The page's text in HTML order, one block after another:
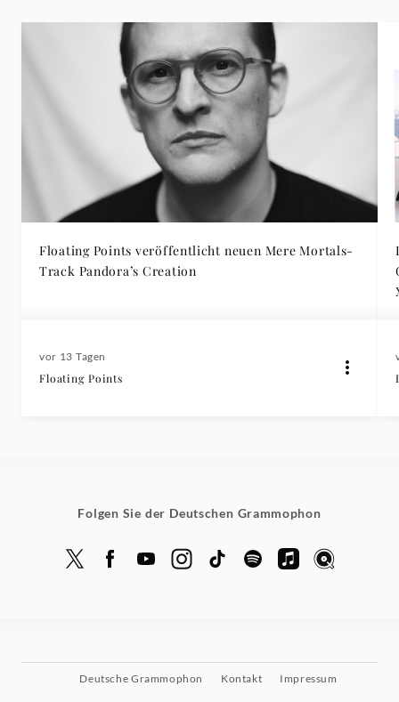
Floating Points veröffentlicht neuen Mere Mortals-
Track Pandora’s Creation
vor 13 Tagen
Floating Points
Folgen Sie der Deutschen Grammophon
Deutsche Grammophon Kontakt Impressum